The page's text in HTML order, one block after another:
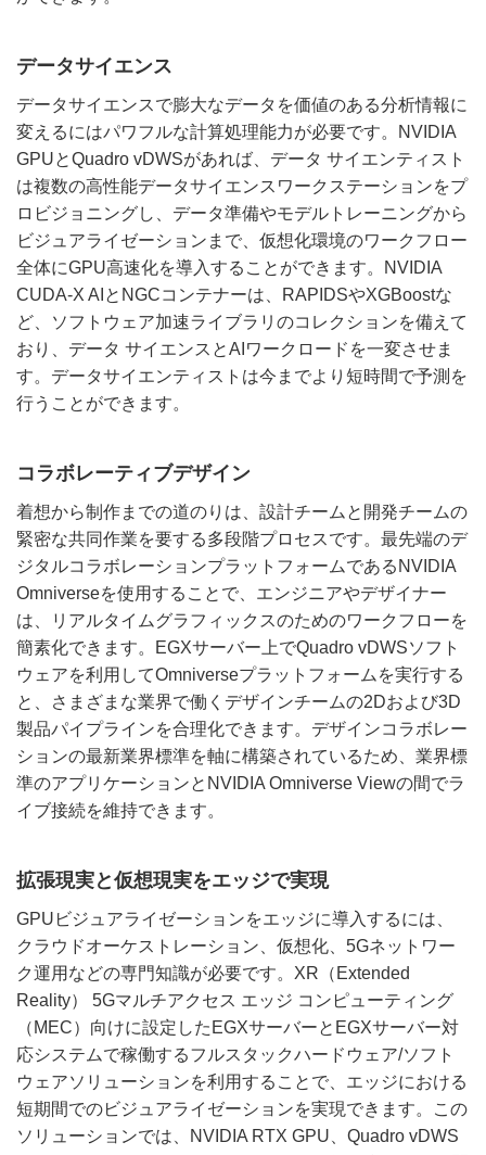
データサイエンス
データサイエンスで膨大なデータを価値のある分析情報に
変えるにはパワフルな計算処理能力が必要です。NVIDIA
GPUとQuadro vDWSがあれば、データ サイエンティスト
は複数の高性能データサイエンスワークステーションをプ
ロビジョニングし、データ準備やモデルトレーニングから
ビジュアライゼーションまで、仮想化環境のワークフロー
全体にGPU高速化を導入することができます。NVIDIA
CUDA-X AIとNGCコンテナーは、RAPIDSやXGBoostな
ど、ソフトウェア加速ライブラリのコレクションを備えて
おり、データ サイエンスとAIワークロードを一変させま
す。データサイエンティストは今までより短時間で予測を
行うことができます。
コラボレーティブデザイン
着想から制作までの道のりは、設計チームと開発チームの
緊密な共同作業を要する多段階プロセスです。最先端のデ
ジタルコラボレーションプラットフォームであるNVIDIA
Omniverseを使用することで、エンジニアやデザイナー
は、リアルタイムグラフィックスのためのワークフローを
簡素化できます。EGXサーバー上でQuadro vDWSソフト
ウェアを利用してOmniverseプラットフォームを実行する
と、さまざまな業界で働くデザインチームの2Dおよび3D
製品パイプラインを合理化できます。デザインコラボレー
ションの最新業界標準を軸に構築されているため、業界標
準のアプリケーションとNVIDIA Omniverse Viewの間でラ
イブ接続を維持できます。
拡張現実と仮想現実をエッジで実現
GPUビジュアライゼーションをエッジに導入するには、
クラウドオーケストレーション、仮想化、5Gネットワー
ク運用などの専門知識が必要です。XR（Extended
Reality） 5Gマルチアクセス エッジ コンピューティング
（MEC）向けに設定したEGXサーバーとEGXサーバー対
応システムで稼働するフルスタックハードウェア/ソフト
ウェアソリューションを利用することで、エッジにおける
短期間でのビジュアライゼーションを実現できます。この
ソリューションでは、NVIDIA RTX GPU、Quadro vDWS